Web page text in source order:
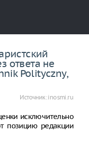
ответа не
Polityczny,
Источник:inosmi.ru
исключительно
позицию редакции